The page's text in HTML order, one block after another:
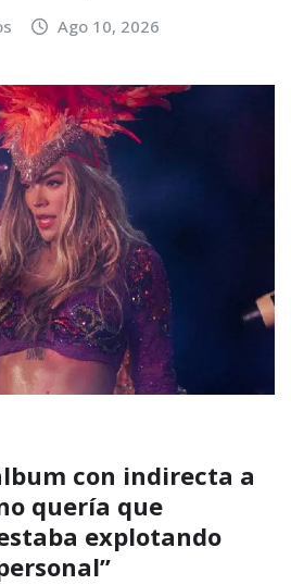
Ago 10, 2026
con indirecta a
quería que
explotando